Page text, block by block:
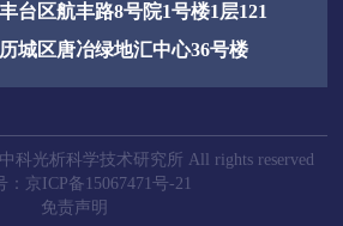
台区航丰路8号院1号楼1层121
城区唐冶绿地汇中心36号楼
科光析科学技术研究所 All rights reserved
：京ICP备15067471号-21
免责声明